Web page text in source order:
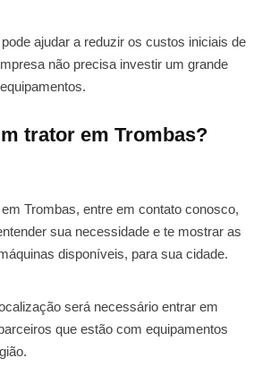
ajudar a reduzir os custos iniciais de
não precisa investir um grande
trator em Trombas?
Trombas, entre em contato conosco,
sua necessidade e te mostrar as
disponíveis, para sua cidade.
será necessário entrar em
que estão com equipamentos